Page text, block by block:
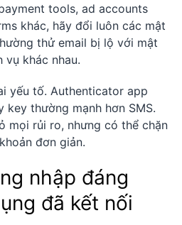
tools, ad accounts
khác, hãy đổi luôn các mật
thử email bị lộ với mật
vụ khác nhau.
yếu tố. Authenticator app
key thường mạnh hơn SMS.
mọi rủi ro, nhưng có thể chặn
đơn giản.
nhập đáng
đã kết nối